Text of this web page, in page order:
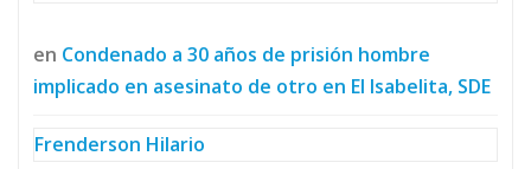
en Condenado a 30 años de prisión hombre
implicado en asesinato de otro en El Isabelita, SDE
Frenderson Hilario